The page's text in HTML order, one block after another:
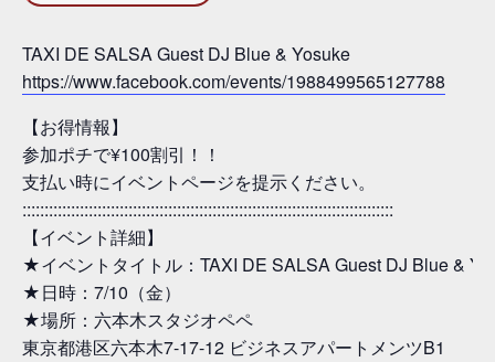
TAXI DE SALSA Guest DJ Blue & Yosuke
https://www.facebook.com/events/1988499565127788
【お得情報】
参加ポチで¥100割引！！
支払い時にイベントページを提示ください。
::::::::::::::::::::::::::::::::::::::::::::::::::::::::::::::::::::::::::::::::::::
【イベント詳細】
★イベントタイトル：TAXI DE SALSA Guest DJ Blue &
★日時：7/10（金）
★場所：六本木スタジオペペ
東京都港区六本木7-17-12 ビジネスアパートメンツB1